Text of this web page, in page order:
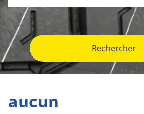
Rechercher
aucun